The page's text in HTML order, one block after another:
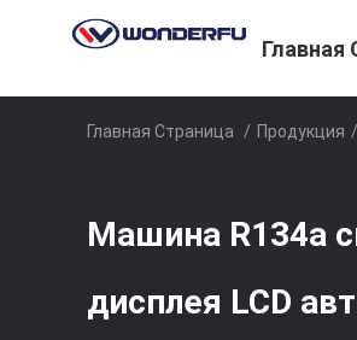
Главная
Главная Страница / Продукция /
Машина R134a
дисплея LCD